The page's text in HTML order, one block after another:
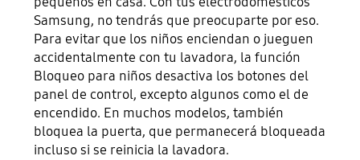
Samsung, no tendrás que preocuparte por eso.
Para evitar que los niños enciendan o jueguen
accidentalmente con tu lavadora, la función
Bloqueo para niños desactiva los botones del
panel de control, excepto algunos como el de
encendido. En muchos modelos, también
bloquea la puerta, que permanecerá bloqueada
incluso si se reinicia la lavadora.